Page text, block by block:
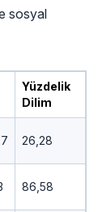
sosyal
Yüzdelik
Dilim
26,28
86,58